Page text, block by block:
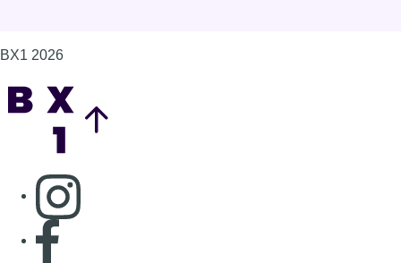
BX1 2026
Consulter page Instagram
Consulter page Facebook